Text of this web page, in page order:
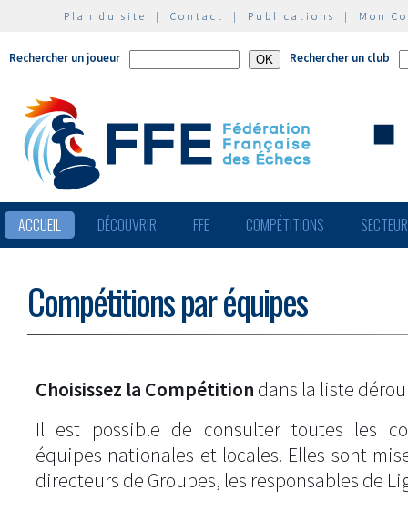
Plan du site | Contact | Publications | Mon
Rechercher un joueur Rechercher un club
ACCUEIL DÉCOUVRIR FFE COMPÉTITIONS
Compétitions par équipes
Choisissez la Compétition dans la liste
Il est possible de consulter toutes les
équipes nationales et locales. Elles sont
directeurs de Groupes, les responsables de